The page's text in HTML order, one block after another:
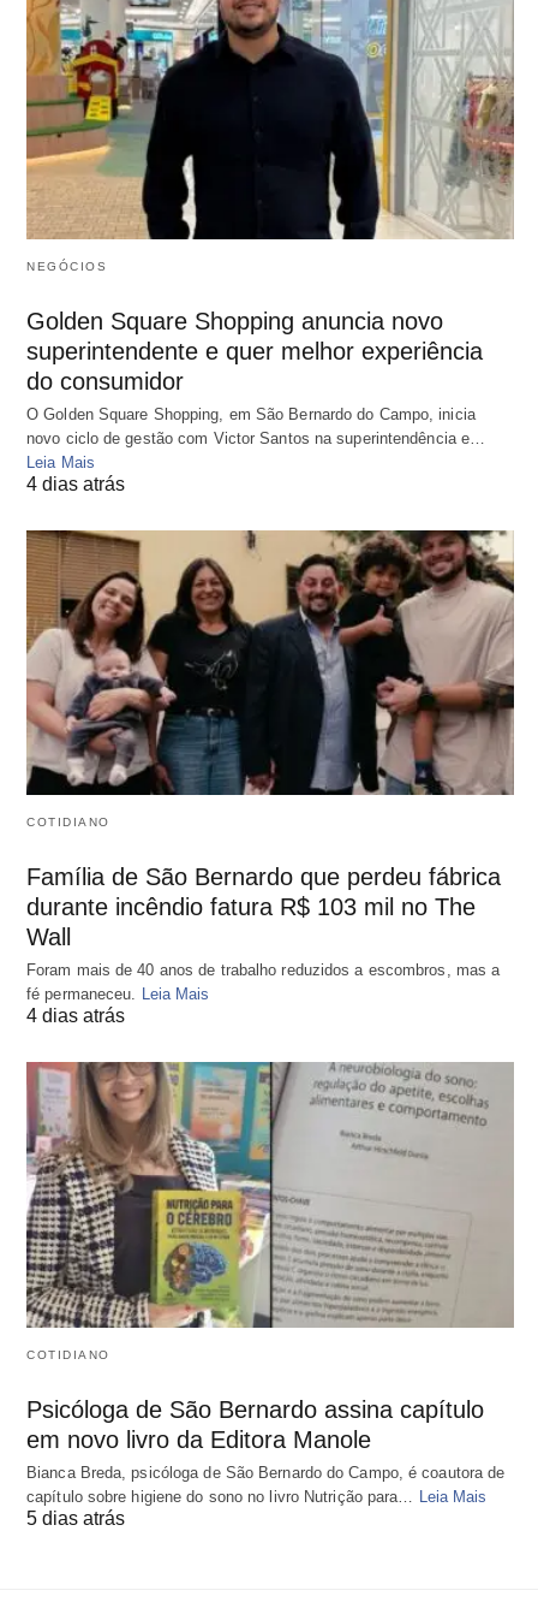
NEGÓCIOS
Golden Square Shopping anuncia novo
superintendente e quer melhor experiência
do consumidor
O Golden Square Shopping, em São Bernardo do Campo, inicia
novo ciclo de gestão com Victor Santos na superintendência e…
Leia Mais
4 dias atrás
COTIDIANO
Família de São Bernardo que perdeu fábrica
durante incêndio fatura R$ 103 mil no The
Wall
Foram mais de 40 anos de trabalho reduzidos a escombros, mas a
fé permaneceu. Leia Mais
4 dias atrás
COTIDIANO
Psicóloga de São Bernardo assina capítulo
em novo livro da Editora Manole
Bianca Breda, psicóloga de São Bernardo do Campo, é coautora de
capítulo sobre higiene do sono no livro Nutrição para…
Leia Mais
5 dias atrás